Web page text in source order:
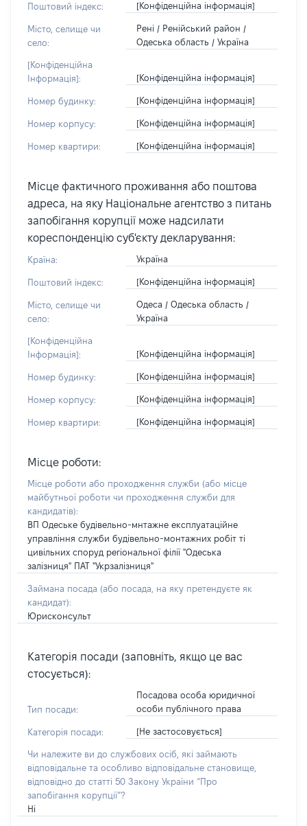
Поштовий індекс: [Конфіденційна інформація]
Місто, селище чи
село:
Рені / Ренійський район /
Одеська область / Україна
[Конфіденційна
Інформація]:
[Конфіденційна інформація]
Номер будинку: [Конфіденційна інформація]
Номер корпусу: [Конфіденційна інформація]
Номер квартири: [Конфіденційна інформація]
Місце фактичного проживання або поштова
адреса, на яку Національне агентство з питань
запобігання корупції може надсилати
кореспонденцію суб'єкту декларування:
Країна: Україна
Поштовий індекс: [Конфіденційна інформація]
Місто, селище чи
село:
Одеса / Одеська область /
Україна
[Конфіденційна
Інформація]:
[Конфіденційна інформація]
Номер будинку: [Конфіденційна інформація]
Номер корпусу: [Конфіденційна інформація]
Номер квартири: [Конфіденційна інформація]
Місце роботи:
Місце роботи або проходження служби (або місце
майбутньої роботи чи проходження служби для
кандидатів):
ВП Одеське будівельно-мнтажне експлуатаційне
управління служби будівельно-монтажних робіт ті
цивільних споруд регіональної філії "Одеська
залізниця" ПАТ "Укрзалізниця"
Займана посада (або посада, на яку претендуєте як
кандидат):
Юрисконсульт
Категорія посади (заповніть, якщо це вас
стосується):
Тип посади:
Посадова особа юридичної
особи публічного права
Категорія посади: [Не застосовується]
Чи належите ви до службових осіб, які займають
відповідальне та особливо відповідальне становище,
відповідно до статті 50 Закону України “Про
запобігання корупції”?
Ні